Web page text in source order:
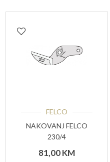
FELCO
NAKOVANJ FELCO
230/4
81,00KM